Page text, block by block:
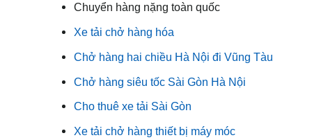
Chuyển hàng nặng toàn quốc
Xe tải chở hàng hóa
Chở hàng hai chiều Hà Nội đi Vũng Tàu
Chở hàng siêu tốc Sài Gòn Hà Nội
Cho thuê xe tải Sài Gòn
Xe tải chở hàng thiết bị máy móc